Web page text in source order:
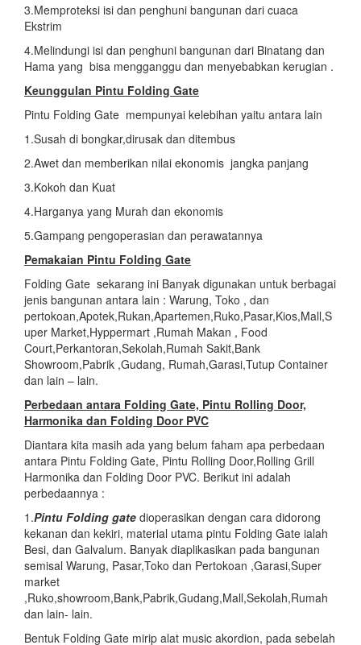
3.Memproteksi isi dan penghuni bangunan dari cuaca
Ekstrim
4.Melindungi isi dan penghuni bangunan dari Binatang dan
Hama yang bisa mengganggu dan menyebabkan kerugian .
Keunggulan Pintu Folding Gate
Pintu Folding Gate mempunyai kelebihan yaitu antara lain
1.Susah di bongkar,dirusak dan ditembus
2.Awet dan memberikan nilai ekonomis jangka panjang
3.Kokoh dan Kuat
4.Harganya yang Murah dan ekonomis
5.Gampang pengoperasian dan perawatannya
Pemakaian Pintu Folding Gate
Folding Gate sekarang ini Banyak digunakan untuk berbagai
jenis bangunan antara lain : Warung, Toko , dan
pertokoan,Apotek,Rukan,Apartemen,Ruko,Pasar,Kios,Mall,S
uper Market,Hyppermart ,Rumah Makan , Food
Court,Perkantoran,Sekolah,Rumah Sakit,Bank
Showroom,Pabrik ,Gudang, Rumah,Garasi,Tutup Container
dan lain – lain.
Perbedaan antara Folding Gate, Pintu Rolling Door,
Harmonika dan Folding Door PVC
Diantara kita masih ada yang belum faham apa perbedaan
antara Pintu Folding Gate, Pintu Rolling Door,Rolling Grill
Harmonika dan Folding Door PVC. Berikut ini adalah
perbedaannya :
1.Pintu Folding gate dioperasikan dengan cara didorong
kekanan dan kekiri, material utama pintu Folding Gate ialah
Besi, dan Galvalum. Banyak diaplikasikan pada bangunan
semisal Warung, Pasar,Toko dan Pertokoan ,Garasi,Super
market
,Ruko,showroom,Bank,Pabrik,Gudang,Mall,Sekolah,Rumah
dan lain- lain.
Bentuk Folding Gate mirip alat music akordion, pada sebelah